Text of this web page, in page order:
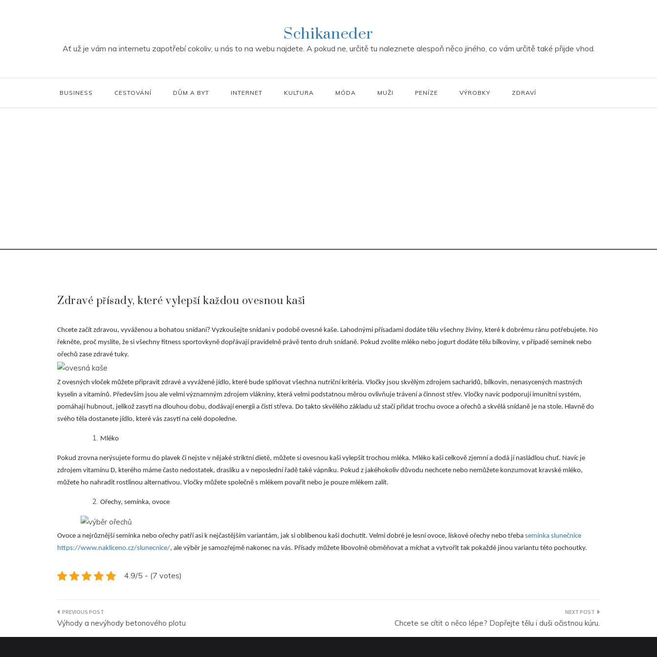
Schikaneder
Ať už je vám na internetu zapotřebí cokoliv, u nás to na webu najdete. A pokud ne, určitě tu naleznete alespoň něco jiného, co vám určitě také přijde vhod.
BUSINESS CESTOVÁNÍ DŮM A BYT INTERNET KULTURA MÓDA MUŽI PENÍZE VÝROBKY ZDRAVÍ
Zdravé přísady, které vylepší každou ovesnou kaši
Chcete začít zdravou, vyváženou a bohatou snídaní? Vyzkoušejte snídani v podobě ovesné kaše. Lahodnými přísadami dodáte tělu všechny živiny, které k dobrému ránu potřebujete. No
řekněte, proč myslíte, že si všechny fitness sportovkyně dopřávají pravidelně právě tento druh snídaně. Pokud zvolíte mléko nebo jogurt dodáte tělu bílkoviny, v případě semínek nebo
ořechů zase zdravé tuky.
Z ovesných vloček můžete připravit zdravé a vyvážené jídlo, které bude splňovat všechna nutriční kritéria. Vločky jsou skvělým zdrojem sacharidů, bílkovin, nenasycených mastných
kyselin a vitamínů. Především jsou ale velmi významným zdrojem vlákniny, která velmi podstatnou měrou ovlivňuje trávení a činnost střev. Vločky navíc podporují imunitní systém,
pomáhají hubnout, jelikož zasytí na dlouhou dobu, dodávají energii a čistí střeva. Do takto skvělého základu už stačí přidat trochu ovoce a ořechů a skvělá snídaně je na stole. Hlavně do
svého těla dostanete jídlo, které vás zasytí na celé dopoledne.
Mléko
Pokud zrovna nerýsujete formu do plavek či nejste v nějaké striktní dietě, můžete si ovesnou kaši vylepšit trochou mléka. Mléko kaši celkově zjemní a dodá jí nasládlou chuť. Navíc je
zdrojem vitamínu D, kterého máme často nedostatek, draslíku a v neposlední řadě také vápníku. Pokud z jakéhokoliv důvodu nechcete nebo nemůžete konzumovat kravské mléko,
můžete ho nahradit rostlinou alternativou. Vločky můžete společně s mlékem povařit nebo je pouze mlékem zalít.
Ořechy, semínka, ovoce
Ovoce a nejrůznější semínka nebo ořechy patří asi k nejčastějším variantám, jak si oblíbenou kaši dochutit. Velmi dobré je lesní ovoce, lískové ořechy nebo třeba semínka slunečnice
https://www.nakliceno.cz/slunecnice/, ale výběr je samozřejmě nakonec na vás. Přísady můžete libovolně obměňovat a míchat a vytvořit tak pokaždé jinou variantu této pochoutky.
4.9/5 - (7 votes)
Navigace
pro
Výhody a nevýhody betonového plotu Chcete se cítit o něco lépe? Dopřejte tělu i duši očistnou kúru.